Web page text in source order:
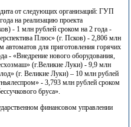
от следующих организаций: ГУП
на реализацию проекта
- 1 млн рублей сроком на 2 года -
Плюс» (г. Псков) - 2,806 млн
автоматов для приготовления горячих
- «Внедрение нового оборудования,
(г.Великие Луки) - 9,9 млн
(г. Великие Луки) – 10 млн рублей
- 3,793 млн рублей сроком
бруса».
финансовом управлении